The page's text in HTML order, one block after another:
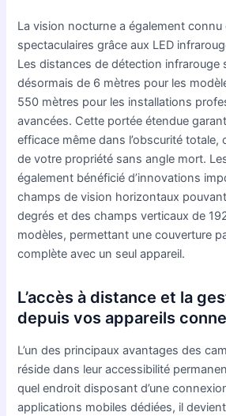
La vision nocturne a également
spectaculaires grâce aux LED
Les distances de détection infrarouge
désormais de 6 mètres pour les
550 mètres pour les installations
avancées. Cette portée étendue
efficace même dans l’obscurité totale,
de votre propriété sans angle mort.
également bénéficié d’innovations
champs de vision horizontaux
degrés et des champs verticaux de
modèles, permettant une couverture
complète avec un seul appareil.
L’accès à distance et la
depuis vos appareils
L’un des principaux avantages des
réside dans leur accessibilité
quel endroit disposant d’une
applications mobiles dédiées, il